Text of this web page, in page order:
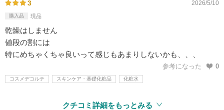
3 2026/5/10
購入品 現品
乾燥はしません
値段の割には
特にめちゃくちゃ良いって感じもあまりしないかも、、、
参考になった 0
コスメデコルテ スキンケア・基礎化粧品 化粧水
クチコミ詳細をもっとみる